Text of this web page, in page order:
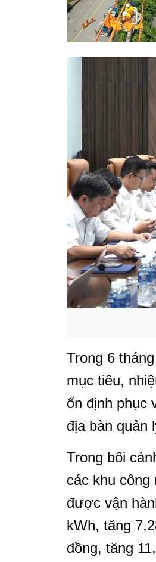
Trong 6
mục tiêu,
ổn định phục
địa bàn quản
Trong bối
các khu công
được vận
kWh, tăng
đồng, tăng